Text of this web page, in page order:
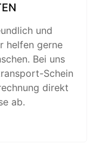
und
helfen gerne
Bei uns
Schein
direkt
ab.